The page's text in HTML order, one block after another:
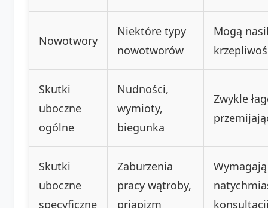
Nowotwory
Niektóre typy
nowotworów
Mogą
Skutki
uboczne
ogólne
Nudności,
wymioty,
biegunka
Zwykle
Skutki
uboczne
specyficzne
Zaburzenia
pracy wątroby,
priapizm
Wymagają